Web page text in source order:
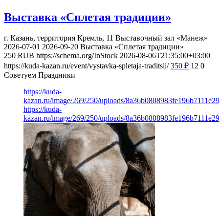
Выставка «Сплетая традиции»
г. Казань, территория Кремль, 11 Выставочный зал «Манеж»
2026-07-01 2026-09-20 Выставка «Сплетая традиции»
250 RUB https://schema.org/InStock 2026-08-06T21:35:00+03:00
https://kuda-kazan.ru/event/vystavka-spletaja-traditsii/ 350 ₽ 12 0
Советуем Праздники
https://kuda-
kazan.ru/image/269/250/uploads/
https://kuda-
kazan.ru/image/269/250/uploads/